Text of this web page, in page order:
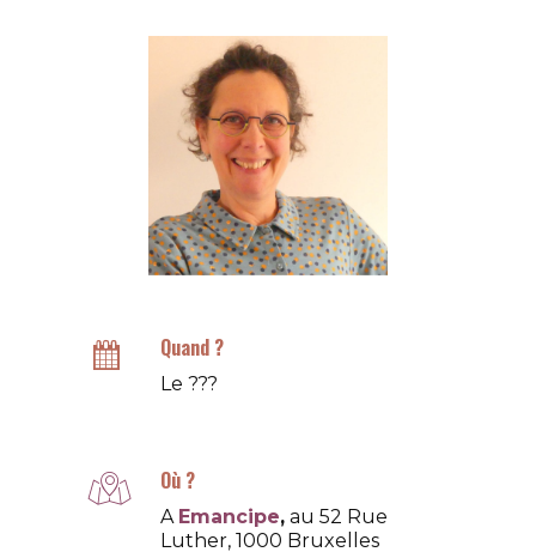
Ana Evangelista
Coach, Formatrice
Quand ?
Le ???
Où ?
A Emancipe, au 52 Rue
Luther, 1000 Bruxelles